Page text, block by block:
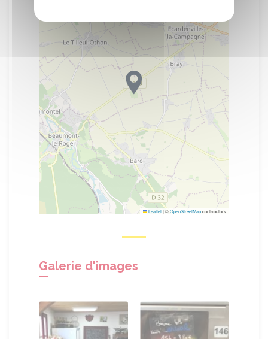
Leaflet|©OpenStreetMapcontributors
Galerie d'images